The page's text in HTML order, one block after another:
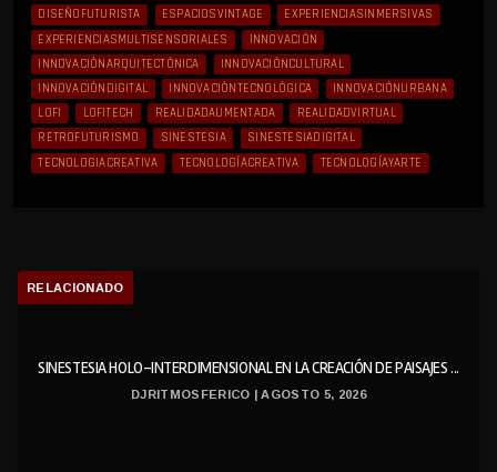
DISEÑOFUTURISTA
ESPACIOSVINTAGE
EXPERIENCIASINMERSIVAS
EXPERIENCIASMULTISENSORIALES
INNOVACIÓN
INNOVACIÓNARQUITECTÓNICA
INNOVACIÓNCULTURAL
INNOVACIÓNDIGITAL
INNOVACIÓNTECNOLÓGICA
INNOVACIÓNURBANA
LOFI
LOFITECH REALIDADAUMENTADA
REALIDADVIRTUAL
RETROFUTURISMO
SINESTESIA
SINESTESIADIGITAL
TECNOLOGIACREATIVA
TECNOLOGÍACREATIVA TECNOLOGÍAYARTE
RELACIONADO
SINESTESIA HOLO-INTERDIMENSIONAL EN LA CREACIÓN DE PAISAJES ...
DJRITMOSFERICO | AGOSTO 5, 2026